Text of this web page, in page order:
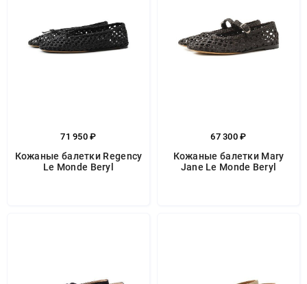
71 950 ₽
Кожаные балетки Regency
Le Monde Beryl
67 300 ₽
Кожаные балетки Mary
Jane Le Monde Beryl